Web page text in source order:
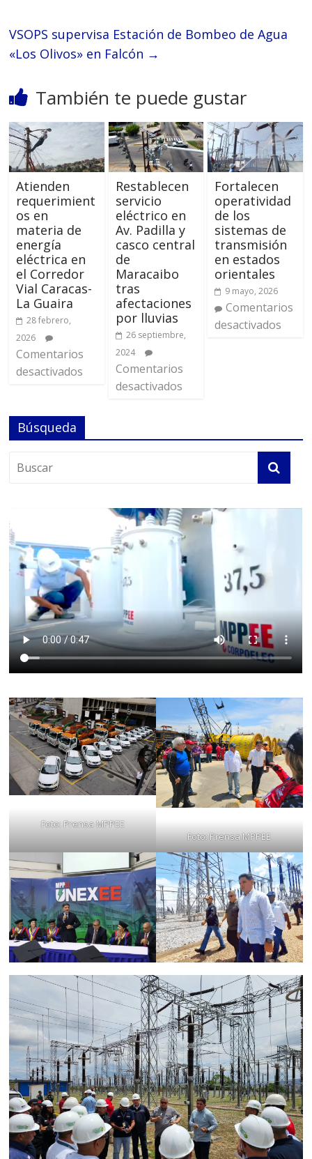
VSOPS supervisa Estación de Bombeo de Agua
«Los Olivos» en Falcón →
También te puede gustar
Atienden
requerimient
os en
materia de
energía
eléctrica en
el Corredor
Vial Caracas-
La Guaira
28 febrero,
2026
Comentarios
desactivados
Restablecen
servicio
eléctrico en
Av. Padilla y
casco central
de
Maracaibo
tras
afectaciones
por lluvias
26 septiembre,
2024
Comentarios
desactivados
Fortalecen
operatividad
de los
sistemas de
transmisión
en estados
orientales
9 mayo, 2026
Comentarios
desactivados
Búsqueda
Foto: Prensa MPPEE
Foto: Prensa MPPEE